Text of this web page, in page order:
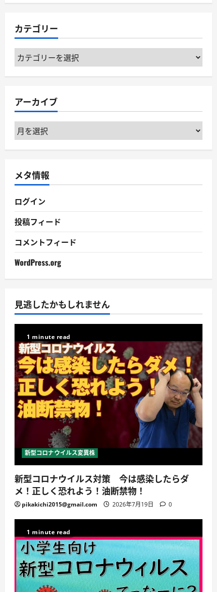
カテゴリー
カ
テ
ー
アーカイブ
ア
ー
ブ
メタ情報
ログイン
投稿フィード
コメントフィード
WordPress.org
見逃したかもしれません
1 minute read
新型コロナウイルス変異株
新型コロナウイルス対策 今は感染したらダ
メ！正しく恐れよう！油断禁物！
pikakichi2015@gmail.com 2026年7月19日 0
1 minute read